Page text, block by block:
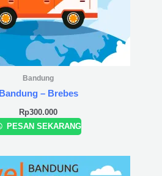
Bandung
Bandung – Brebes
Rp300.000
PESAN SEKARANG